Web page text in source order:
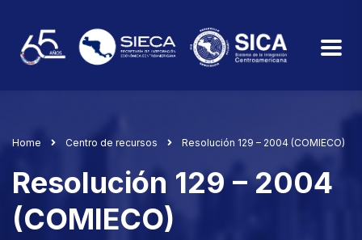
Home Centro de recursos Resolución 129 – 2004 (COMIECO)
Resolución 129 – 2004
(COMIECO)